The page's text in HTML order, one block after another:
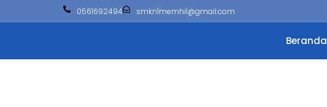
0561692494 smkn1memhil@gmail.com
Beranda